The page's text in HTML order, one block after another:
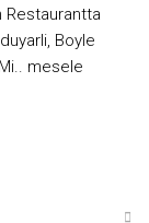
Boyle
mesele